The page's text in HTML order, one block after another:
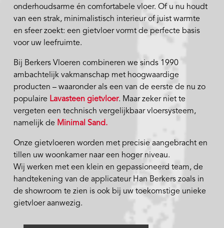
onderhoudsarme én comfortabele vloer. Of u nu houdt
van een strak, minimalistisch interieur of juist warmte
en sfeer zoekt: een gietvloer vormt de perfecte basis
voor uw leefruimte.
Bij Berkers Vloeren combineren we sinds 1990
ambachtelijk vakmanschap met hoogwaardige
producten – waaronder als een van de eerste de nu zo
populaire Lavasteen gietvloer. Maar zeker niet te
vergeten een technisch vergelijkbaar vloersysteem,
namelijk de Minimal Sand.
Onze gietvloeren worden met precisie aangebracht en
tillen uw woonkamer naar een hoger niveau.
Wij werken met een klein en gepassioneerd team, de
handtekening van de applicateur Han Berkers zoals in
de showroom te zien is ook bij uw toekomstige unieke
gietvloer aanwezig.